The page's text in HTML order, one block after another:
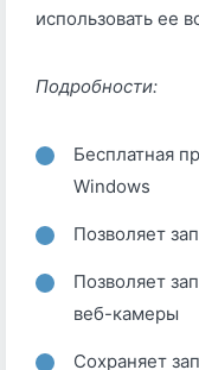
использовать ее
Подробности:
Бесплатная
Windows
Позволяет
Позволяет
веб-камеры
Сохраняет